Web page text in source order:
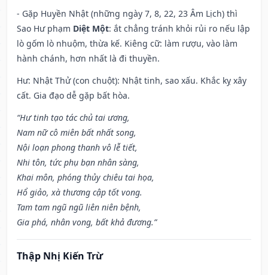
- Gặp Huyền Nhật (những ngày 7, 8, 22, 23 Âm Lịch) thì
Sao Hư phạm Diệt Một: ắt chẳng tránh khỏi rủi ro nếu lập
lò gốm lò nhuộm, thừa kế. Kiêng cữ: làm rượu, vào làm
hành chánh, hơn nhất là đi thuyền.
Hư: Nhật Thử (con chuột): Nhật tinh, sao xấu. Khắc kỵ xây
cất. Gia đạo dễ gặp bất hòa.
“Hư tinh tạo tác chủ tai ương,
Nam nữ cô miên bất nhất song,
Nội loạn phong thanh vô lễ tiết,
Nhi tôn, tức phụ bạn nhân sàng,
Khai môn, phóng thủy chiêu tai họa,
Hổ giảo, xà thương cập tốt vong.
Tam tam ngũ ngũ liên niên bệnh,
Gia phá, nhân vong, bất khả đương.”
Thập Nhị Kiến Trừ